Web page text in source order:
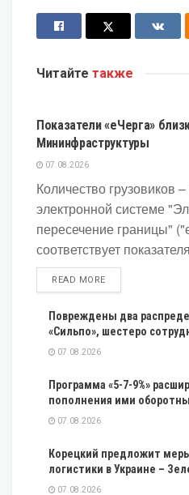
Читайте также
Показатели «еЧерга»
Мининфраструктуры
07.08.2026
Количество грузовиков
электронной системе
пересечение границы"
соответствует
READ MOREDETAILS
Повреждены два
«Сильпо», шестеро
07.08.2026
Программа «5-7-9%»
пополнения ими
07.08.2026
Корецкий предложит
логистики в Украине –
07.08.2026